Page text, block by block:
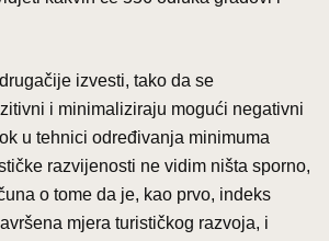
izvesti, tako da se
i minimaliziraju mogući negativni
u tehnici određivanja minimuma
razvijenosti ne vidim ništa sporno,
o tome da je, kao prvo, indeks
mjera turističkog razvoja, i